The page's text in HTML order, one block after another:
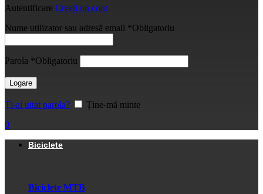
Autentificare Creați un cont
Nume utilizator sau adresă email *Obligatoriu
Parola *Obligatoriu
Logare
Ți-ai uitat parola?
Ține-mă minte
0
Biciclete
Biciclete MTB